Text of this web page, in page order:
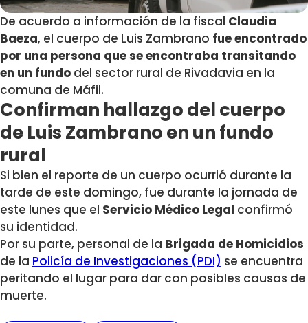
De acuerdo a información de la fiscal Claudia
Baeza, el cuerpo de Luis Zambrano fue encontrado
por una persona que se encontraba transitando
en un fundo del sector rural de Rivadavia en la
comuna de Máfil.
Confirman hallazgo del cuerpo
de Luis Zambrano en un fundo
rural
Si bien el reporte de un cuerpo ocurrió durante la
tarde de este domingo, fue durante la jornada de
este lunes que el Servicio Médico Legal confirmó
su identidad.
Por su parte, personal de la Brigada de Homicidios
de la Policía de Investigaciones (PDI) se encuentra
peritando el lugar para dar con posibles causas de
muerte.